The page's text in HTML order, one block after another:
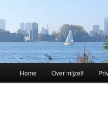
Skip
Home Over mijzelf